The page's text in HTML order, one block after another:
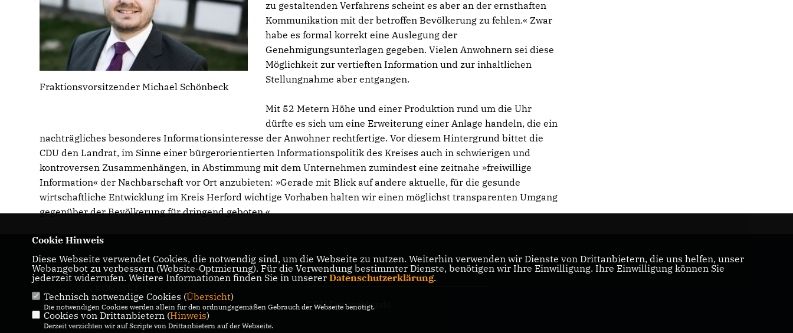
Fraktionsvorsitzender Michael Schönbeck
zu gestaltenden Verfahrens scheint es aber an der ernsthaften
Kommunikation mit der betroffen Bevölkerung zu fehlen.« Zwar
habe es formal korrekt eine Auslegung der
Genehmigungsunterlagen gegeben. Vielen Anwohnern sei diese
Möglichkeit zur vertieften Information und zur inhaltlichen
Stellungnahme aber entgangen.
Mit 52 Metern Höhe und einer Produktion rund um die Uhr
dürfte es sich um eine Erweiterung einer Anlage handeln, die ein
nachträgliches besonderes Informationsinteresse der Anwohner rechtfertige. Vor diesem Hintergrund bittet die
CDU den Landrat, im Sinne einer bürgerorientierten Informationspolitik des Kreises auch in schwierigen und
kontroversen Zusammenhängen, in Abstimmung mit dem Unternehmen zumindest eine zeitnahe »freiwillige
Information« der Nachbarschaft vor Ort anzubieten: »Gerade mit Blick auf andere aktuelle, für die gesunde
wirtschaftliche Entwicklung im Kreis Herford wichtige Vorhaben halten wir einen möglichst transparenten Umgang
gegenüber der Bevölkerung für dringend geboten.«
IMPRESSUM
DATENSCHUTZ
CDU NRW
CDU Deutschlands
Cookie Hinweis
Diese Webseite verwendet Cookies, die notwendig sind, um die Webseite zu nutzen. Weiterhin verwenden wir Dienste von Drittanbietern, die uns helfen, unser
Webangebot zu verbessern (Website-Optmierung). Für die Verwendung bestimmter Dienste, benötigen wir Ihre Einwilligung. Ihre Einwilligung können Sie
jederzeit widerrufen. Weitere Informationen finden Sie in unserer Datenschutzerklärung.
Technisch notwendige Cookies (Übersicht)
Die notwendigen Cookies werden allein für den ordnungsgemäßen Gebrauch der Webseite benötigt.
Cookies von Drittanbietern (Hinweis)
Derzeit verzichten wir auf Scripte von Drittanbietern auf der Webseite.